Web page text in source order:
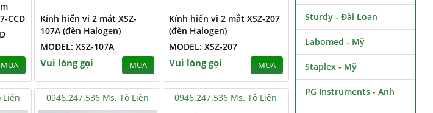
CCD
MUA
Kính hiển vi 2 mắt XSZ-
107A (đèn Halogen)
MODEL: XSZ-107A
Vui lòng gọi MUA
Kính hiển vi 2 mắt XSZ-207
(đèn Halogen)
MODEL: XSZ-207
Vui lòng gọi MUA
Liên 0946.247.536 Ms. Tô Liên 0946.247.536 Ms. Tô Liên
Sturdy - Đài Loan
Labomed - Mỹ
Staplex - Mỹ
PG Instruments - Anh